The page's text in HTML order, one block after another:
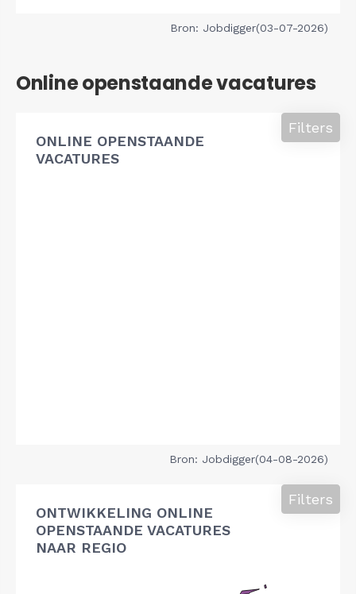
Bron: Jobdigger(03-07-2026)
Online openstaande vacatures
ONLINE OPENSTAANDE
VACATURES
Filters
Bron: Jobdigger(04-08-2026)
ONTWIKKELING ONLINE
OPENSTAANDE VACATURES
NAAR REGIO
Filters